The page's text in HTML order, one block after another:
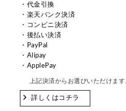
・代金引換
・楽天バンク決済
・コンビニ決済
・後払い決済
・PayPal
・Alipay
・ApplePay
上記決済からお選びいただけます
詳しくはコチラ